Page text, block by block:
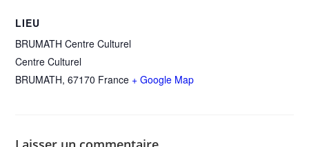
LIEU
BRUMATH Centre Culturel
Centre Culturel
BRUMATH, 67170 France + Google Map